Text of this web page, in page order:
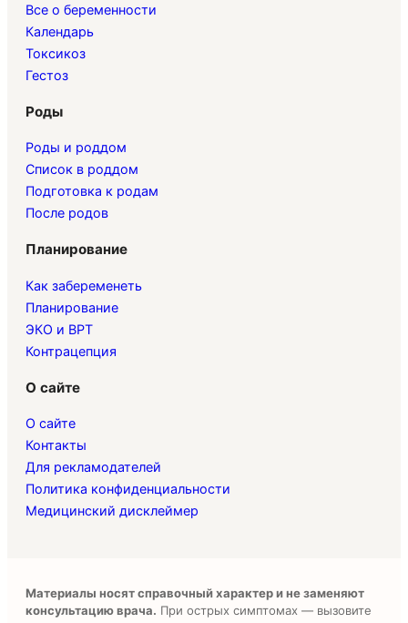
Все о беременности
Календарь
Токсикоз
Гестоз
Роды
Роды и роддом
Список в роддом
Подготовка к родам
После родов
Планирование
Как забеременеть
Планирование
ЭКО и ВРТ
Контрацепция
О сайте
О сайте
Контакты
Для рекламодателей
Политика конфиденциальности
Медицинский дисклеймер
Материалы носят справочный характер и не заменяют
консультацию врача. При острых симптомах — вызовите